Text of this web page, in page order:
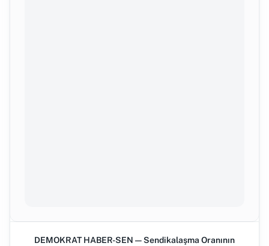
DEMOKRAT HABER-SEN — Sendikalaşma Oranının